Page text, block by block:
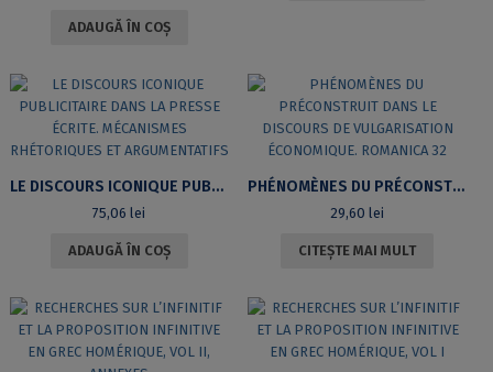
ADAUGĂ ÎN COȘ
LE DISCOURS ICONIQUE PUBLICITAIRE DANS LA PRESSE ÉCRITE. MÉCANISMES RHÉTORIQUES ET ARGUMENTATIFS
75,06lei
ADAUGĂ ÎN COȘ
PHÉNOMÈNES DU PRÉCONSTRUIT DANS LE DISCOURS DE VULGARISATION ÉCONOMIQUE. ROMANICA 32
29,60lei
CITEȘTE MAI MULT